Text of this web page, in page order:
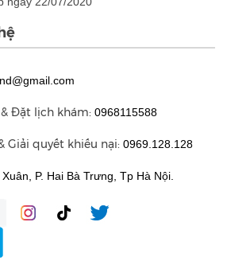
Đặt lịch khám: 0968115588
Giải quyết khiếu nại: 0969.128.128
P. Hai Bà Trưng, Tp Hà Nội.